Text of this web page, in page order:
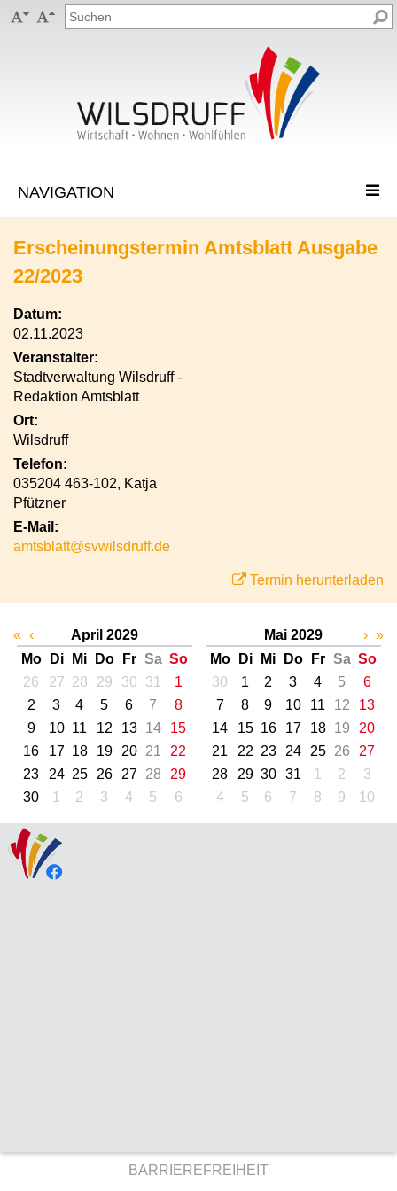
 
Erscheinungstermin Amtsblatt Ausgabe
22/2023
Datum:
02.11.2023
Veranstalter:
Stadtverwaltung Wilsdruff -
Redaktion Amtsblatt
Ort:
Wilsdruff
Telefon:
035204 463-102, Katja
Pfützner
E-Mail:
amtsblatt@svwilsdruff.de
Termin herunterladen
« ‹
April 2029
Mo
Di Mi Do Fr Sa So
26
27 28 29 30 31
1
2
3 4 5 6 7
8
9
10 11 12 13 14
15
16
17 18 19 20 21
22
23
24 25 26 27 28
29
30
1 2 3 4 5 6
Mai 2029
Mo
Di Mi Do Fr Sa So
30
1 2 3 4 5
6
7
8 9 10 11 12
13
14
15 16 17 18 19
20
21
22 23 24 25 26
27
28
29 30 31 1 2
3
4
5 6 7 8 9 10
› »
BARRIEREFREIHEIT